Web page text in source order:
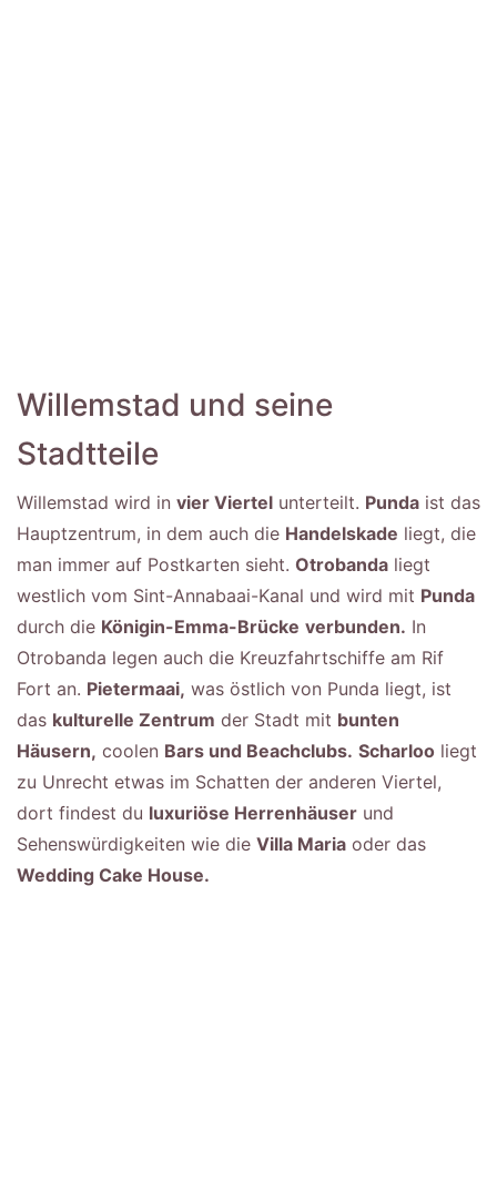
Willemstad und seine
Stadtteile
Willemstad wird in vier Viertel unterteilt. Punda ist das
Hauptzentrum, in dem auch die Handelskade liegt, die
man immer auf Postkarten sieht. Otrobanda liegt
westlich vom Sint-Annabaai-Kanal und wird mit Punda
durch die Königin-Emma-Brücke verbunden. In
Otrobanda legen auch die Kreuzfahrtschiffe am Rif
Fort an. Pietermaai, was östlich von Punda liegt, ist
das kulturelle Zentrum der Stadt mit bunten
Häusern, coolen Bars und Beachclubs. Scharloo liegt
zu Unrecht etwas im Schatten der anderen Viertel,
dort findest du luxuriöse Herrenhäuser und
Sehenswürdigkeiten wie die Villa Maria oder das
Wedding Cake House.